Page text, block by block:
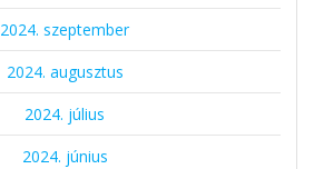
2024. szeptember
2024. augusztus
2024. július
2024. június